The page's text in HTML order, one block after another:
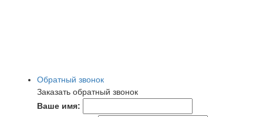
Обратный звонок
Заказать обратный звонок
Ваше имя: